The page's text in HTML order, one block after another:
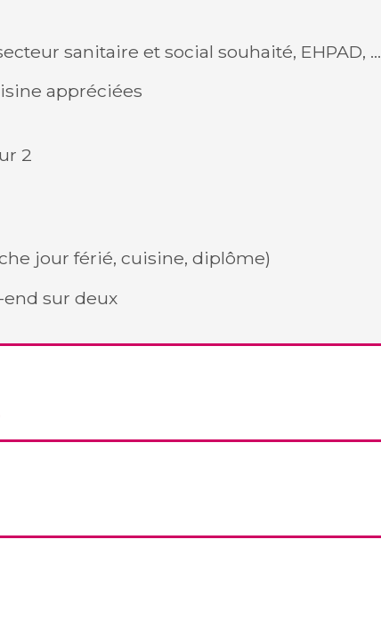
sanitaire et social souhaité, EHPAD, …
appréciées
2
jour férié, cuisine, diplôme)
sur deux